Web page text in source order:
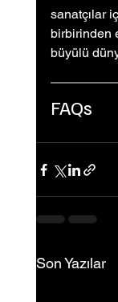
sanatçılar
birbirinden
büyülü
FAQs
Son Yazılar